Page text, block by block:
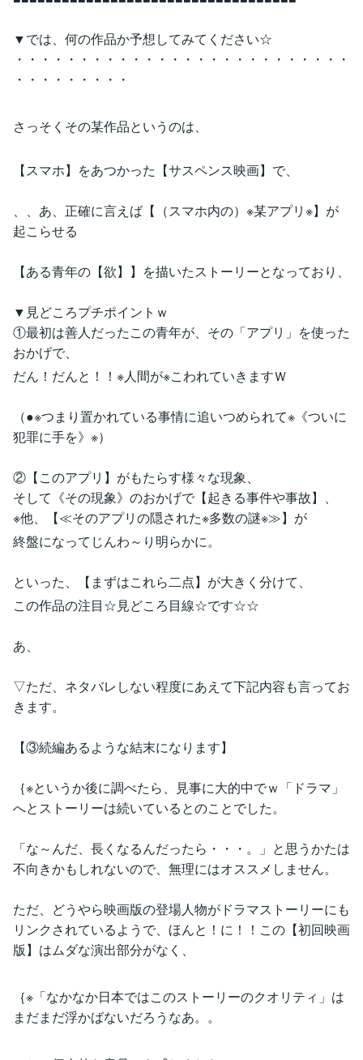
▼では、何の作品か予想してみてください☆
・・・・・・・・・・・・・・・・・・・・・・・・・・
・・・・・・・・・
さっそくその某作品というのは、
【スマホ】をあつかった【サスペンス映画】で、
、、あ、正確に言えば【（スマホ内の）※某アプリ※】が
起こらせる
【ある青年の【欲】】を描いたストーリーとなっており、
▼見どころプチポイントｗ
①最初は善人だったこの青年が、その「アプリ」を使った
おかげで、
だん！だんと！！※人間が※こわれていきますＷ
（●※つまり置かれている事情に追いつめられて※《ついに
犯罪に手を》※）
②【このアプリ】がもたらす様々な現象、
そして《その現象》のおかげで【起きる事件や事故】、
※他、【≪そのアプリの隠された※多数の謎※≫】が
終盤になってじんわ～り明らかに。
といった、【まずはこれら二点】が大きく分けて、
この作品の注目☆見どころ目線☆です☆☆
あ、
▽ただ、ネタバレしない程度にあえて下記内容も言ってお
きます。
【③続編あるような結末になります】
｛※というか後に調べたら、見事に大的中でｗ「ドラマ」
へとストーリーは続いているとのことでした。
「な～んだ、長くなるんだったら・・・。」と思うかたは
不向きかもしれないので、無理にはオススメしません。
ただ、どうやら映画版の登場人物がドラマストーリーにも
リンクされているようで、ほんと！に！！この【初回映画
版】はムダな演出部分がなく、
｛※「なかなか日本ではこのストーリーのクオリティ」は
まだまだ浮かばないだろうなあ。。